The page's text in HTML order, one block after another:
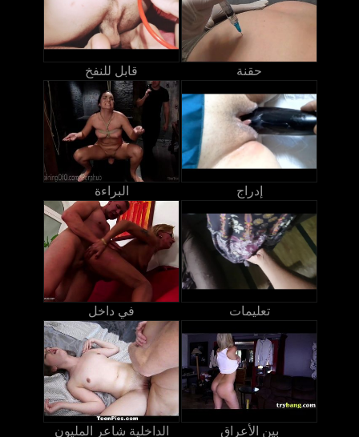
قابل للنفخ حقنة
البراءة إدراج
في داخل تعليمات
الداخلية شاعر المليون بين الأعراق